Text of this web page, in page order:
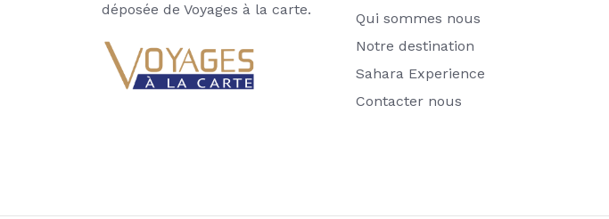
déposée de Voyages à la carte.
Qui sommes nous
Notre destination
Sahara Experience
Contacter nous